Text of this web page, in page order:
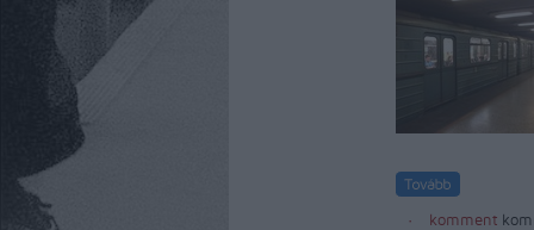
komment